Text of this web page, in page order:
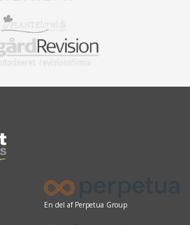
En del af Perpetua Group